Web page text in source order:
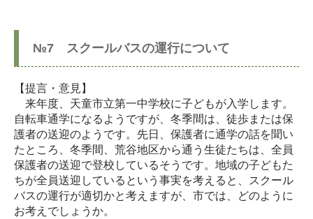
№7 スクールバスの運行について
【提言・意見】
来年度、天童市立第一中学校に子どもが入学します。
自転車通学になるようですが、冬季間は、徒歩または保
護者の送迎のようです。先日、保護者に通学の話を聞い
たところ、冬季間、荒谷地区から通う生徒たちは、全員
保護者の送迎で登校しているそうです。地域の子どもた
ちが全員送迎しているという事実を考えると、スクール
バスの運行が適切かと考えますが、市では、どのように
お考えでしょうか。